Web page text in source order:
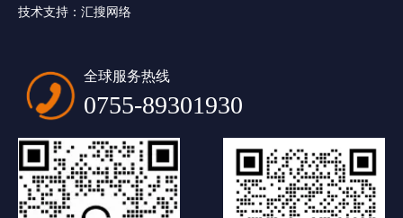
技术支持： 汇搜网络
全球服务热线
0755-89301930